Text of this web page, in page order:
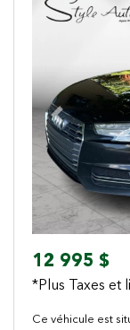
Previous
12 995 $
*Plus Taxes et
Ce véhicule est